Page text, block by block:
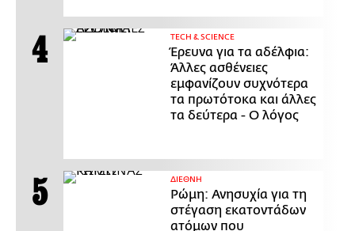
ΤECH & SCIENCE
Έρευνα για τα αδέλφια:
Άλλες ασθένειες
εμφανίζουν συχνότερα
τα πρωτότοκα και άλλες
τα δεύτερα - Ο λόγος
ΔΙΕΘΝΗ
Ρώμη: Ανησυχία για τη
στέγαση εκατοντάδων
ατόμων που